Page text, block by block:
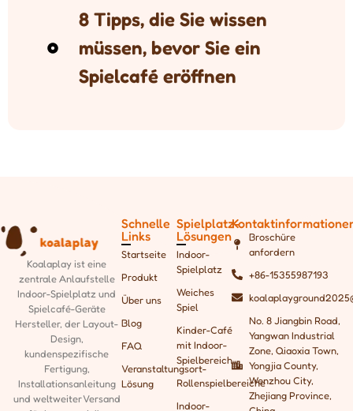
8 Tipps, die Sie wissen
müssen, bevor Sie ein
Spielcafé eröffnen
Koalaplay ist eine
zentrale Anlaufstelle
Indoor-Spielplatz und
Spielcafé-Geräte
Hersteller, der Layout-
Design,
kundenspezifische
Fertigung,
Installationsanleitung
und weltweiter Versand
Schnelle
Links
Startseite
Produkt
Über uns
Blog
FAQ
Veranstaltungsort-
Lösung
Spielplatz-
Lösungen
Indoor-
Spielplatz
Weiches
Spiel
Kinder-Café
mit Indoor-
Spielbereich
Rollenspielbereiche
Indoor-
Broschüre
anfordern
+86-15355987193
No. 8 Jiangbin Road,
Yangwan Industrial
Zone, Qiaoxia Town,
Yongjia County,
Wenzhou City,
Zhejiang Province,